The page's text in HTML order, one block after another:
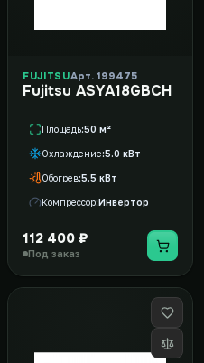
FUJITSUАрт. 199475
Fujitsu ASYA18GВCH
Площадь 50 м²
Охлаждение 5.0 кВт
Обогрев 5.5 кВт
Компрессор Инвертор
112 400 ₽
Под заказ